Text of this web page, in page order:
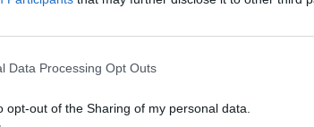
Data Processing Opt Outs
opt-out of the Sharing of my personal data.
eilės stipendiją pelno menininkė.
Kornelijai Kupšytei.
išskirtinėje „Švyturys Bhouse“ erdvėje